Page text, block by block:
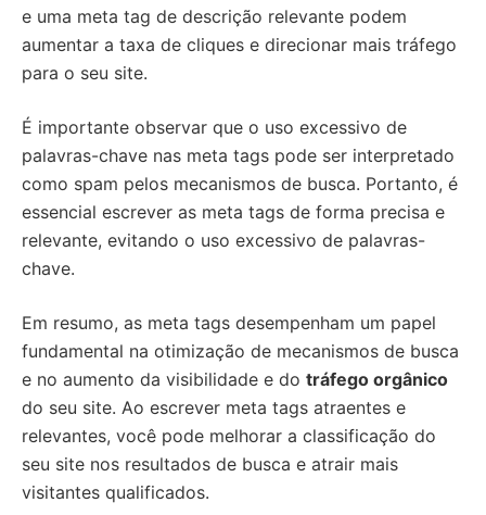
e uma meta tag de descrição relevante podem
aumentar a taxa de cliques e direcionar mais tráfego
para o seu site.
É importante observar que o uso excessivo de
palavras-chave nas meta tags pode ser interpretado
como spam pelos mecanismos de busca. Portanto, é
essencial escrever as meta tags de forma precisa e
relevante, evitando o uso excessivo de palavras-
chave.
Em resumo, as meta tags desempenham um papel
fundamental na otimização de mecanismos de busca
e no aumento da visibilidade e do tráfego orgânico
do seu site. Ao escrever meta tags atraentes e
relevantes, você pode melhorar a classificação do
seu site nos resultados de busca e atrair mais
visitantes qualificados.